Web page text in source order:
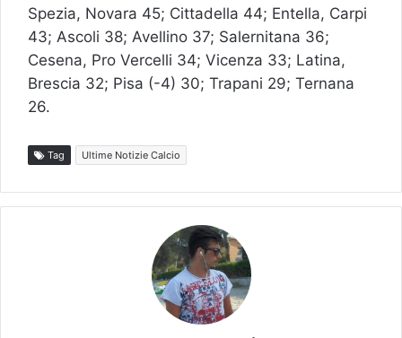
Spezia, Novara 45; Cittadella 44; Entella, Carpi
43; Ascoli 38; Avellino 37; Salernitana 36;
Cesena, Pro Vercelli 34; Vicenza 33; Latina,
Brescia 32; Pisa (-4) 30; Trapani 29; Ternana
26.
Tag Ultime Notizie Calcio